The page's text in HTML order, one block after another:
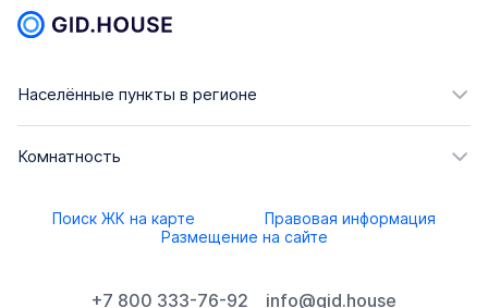
Населённые пункты в регионе
Комнатность
Поиск ЖК на карте
Правовая информация
Размещение на сайте
+7 800 333-76-92 info@gid.house